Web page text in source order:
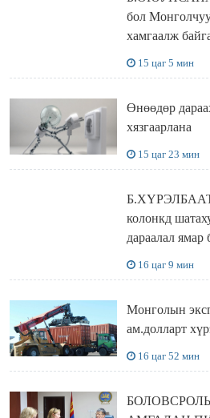
бол
хамгаалж
15 цаг 5 мин
Өнөөдөр
хязгаарлана
15 цаг 23 мин
колонкд
дараалал ямар
16 цаг 9 мин
Монголын
ам.долларт
16 цаг 52 мин